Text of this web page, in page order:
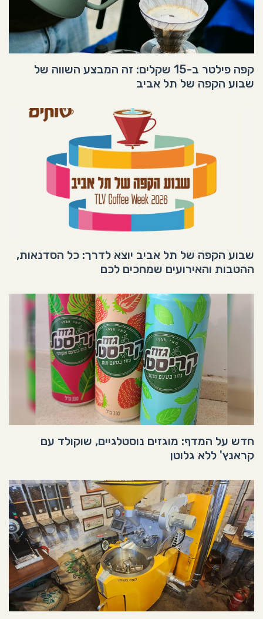
קפה פילטר ב-15 שקלים: זה המבצע השווה של
שבוע הקפה של תל אביב
שבוע הקפה של תל אביב יוצא לדרך: כל הסדנאות,
ההטבות והאירועים שמחכים לכם
חדש על המדף: מוגזים נוסטלגיים, שוקולד עם
קראנץ' ללא גלוטן